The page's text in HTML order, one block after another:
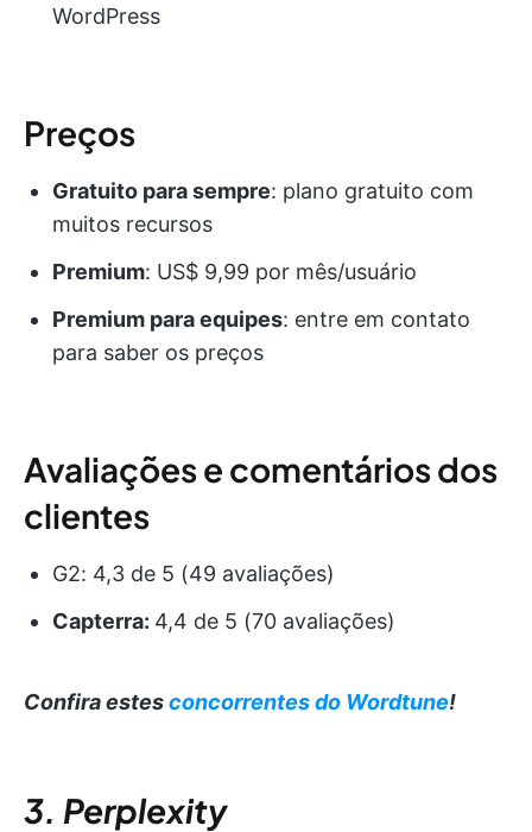
WordPress
Preços
Gratuito para sempre: plano gratuito com
muitos recursos
Premium: US$ 9,99 por mês/usuário
Premium para equipes: entre em contato
para saber os preços
Avaliações e comentários dos
clientes
G2: 4,3 de 5 (49 avaliações)
Capterra: 4,4 de 5 (70 avaliações)
Confira estesconcorrentes do Wordtune!
3. Perplexity